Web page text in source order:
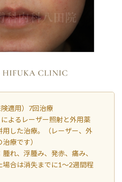
適用）7回治療
よるレーザー照射と外用薬
用した治療。（レーザー、外
療です）
れ、浮腫み、発赤、痛み、
場合は消失までに1～2週間程